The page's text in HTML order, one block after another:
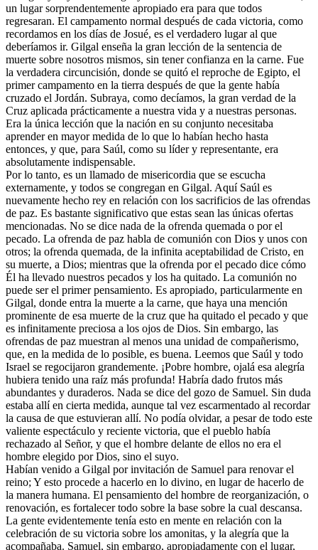
un lugar sorprendentemente apropiado era para que todos
regresaran. El campamento normal después de cada victoria, como
recordamos en los días de Josué, es el verdadero lugar al que
deberíamos ir. Gilgal enseña la gran lección de la sentencia de
muerte sobre nosotros mismos, sin tener confianza en la carne. Fue
la verdadera circuncisión, donde se quitó el reproche de Egipto, el
primer campamento en la tierra después de que la gente había
cruzado el Jordán. Subraya, como decíamos, la gran verdad de la
Cruz aplicada prácticamente a nuestra vida y a nuestras personas.
Era la única lección que la nación en su conjunto necesitaba
aprender en mayor medida de lo que lo habían hecho hasta
entonces, y que, para Saúl, como su líder y representante, era
absolutamente indispensable.
Por lo tanto, es un llamado de misericordia que se escucha
externamente, y todos se congregan en Gilgal. Aquí Saúl es
nuevamente hecho rey en relación con los sacrificios de las ofrendas
de paz. Es bastante significativo que estas sean las únicas ofertas
mencionadas. No se dice nada de la ofrenda quemada o por el
pecado. La ofrenda de paz habla de comunión con Dios y unos con
otros; la ofrenda quemada, de la infinita aceptabilidad de Cristo, en
su muerte, a Dios; mientras que la ofrenda por el pecado dice cómo
Él ha llevado nuestros pecados y los ha quitado. La comunión no
puede ser el primer pensamiento. Es apropiado, particularmente en
Gilgal, donde entra la muerte a la carne, que haya una mención
prominente de esa muerte de la cruz que ha quitado el pecado y que
es infinitamente preciosa a los ojos de Dios. Sin embargo, las
ofrendas de paz muestran al menos una unidad de compañerismo,
que, en la medida de lo posible, es buena. Leemos que Saúl y todo
Israel se regocijaron grandemente. ¡Pobre hombre, ojalá esa alegría
hubiera tenido una raíz más profunda! Habría dado frutos más
abundantes y duraderos. Nada se dice del gozo de Samuel. Sin duda
estaba allí en cierta medida, aunque tal vez escarmentado al recordar
la causa de que estuvieran allí. No podía olvidar, a pesar de todo este
valiente espectáculo y reciente victoria, que el pueblo había
rechazado al Señor, y que el hombre delante de ellos no era el
hombre elegido por Dios, sino el suyo.
Habían venido a Gilgal por invitación de Samuel para renovar el
reino; Y esto procede a hacerlo en lo divino, en lugar de hacerlo de
la manera humana. El pensamiento del hombre de reorganización, o
renovación, es fortalecer todo sobre la base sobre la cual descansa.
La gente evidentemente tenía esto en mente en relación con la
celebración de su victoria sobre los amonitas, y la alegría que la
acompañaba. Samuel, sin embargo, apropiadamente con el lugar,